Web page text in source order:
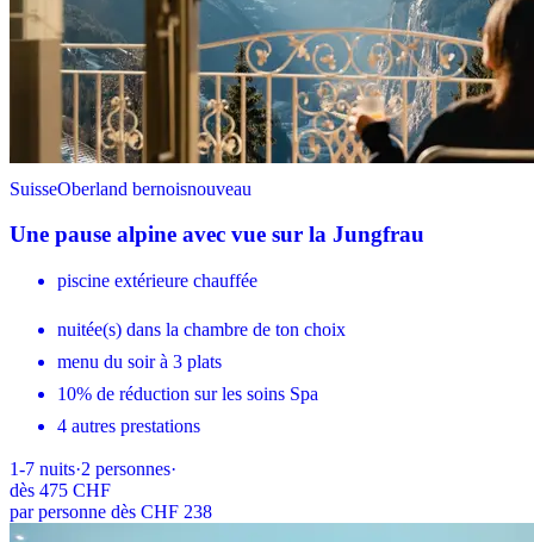
SuisseOberland bernoisnouveau
Une pause alpine avec vue sur la Jungfrau
piscine extérieure chauffée
nuitée(s) dans la chambre de ton choix
menu du soir à 3 plats
10% de réduction sur les soins Spa
4 autres prestations
1-7 nuits·2 personnes·
dès 475 CHF
par personne dès CHF 238